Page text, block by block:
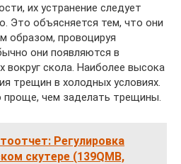
их устранение следует
Это объясняется тем, что они
образом, провоцируя
они появляются в
вокруг скола. Наиболее высока
трещин в холодных условиях.
проще, чем заделать трещины.
Регулировка
скутере (139QMB,